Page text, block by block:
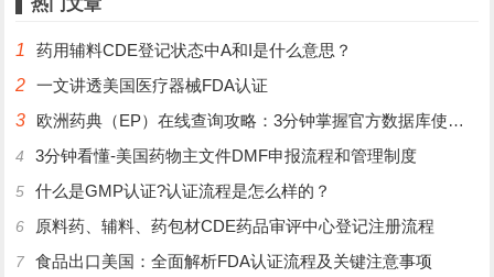
热门文章
1
药用辅料CDE登记状态中A和I是什么意思？
2
一文讲透美国医疗器械FDA认证
3
欧洲药典（EP）在线查询攻略：3分钟掌握官方数据库使用技巧
4 3分钟看懂-美国药物主文件DMF申报流程和管理制度
5 什么是GMP认证?认证流程是怎么样的？
6 原料药、辅料、药包材CDE药品审评中心登记注册流程
7 食品出口美国：全面解析FDA认证流程及关键注意事项